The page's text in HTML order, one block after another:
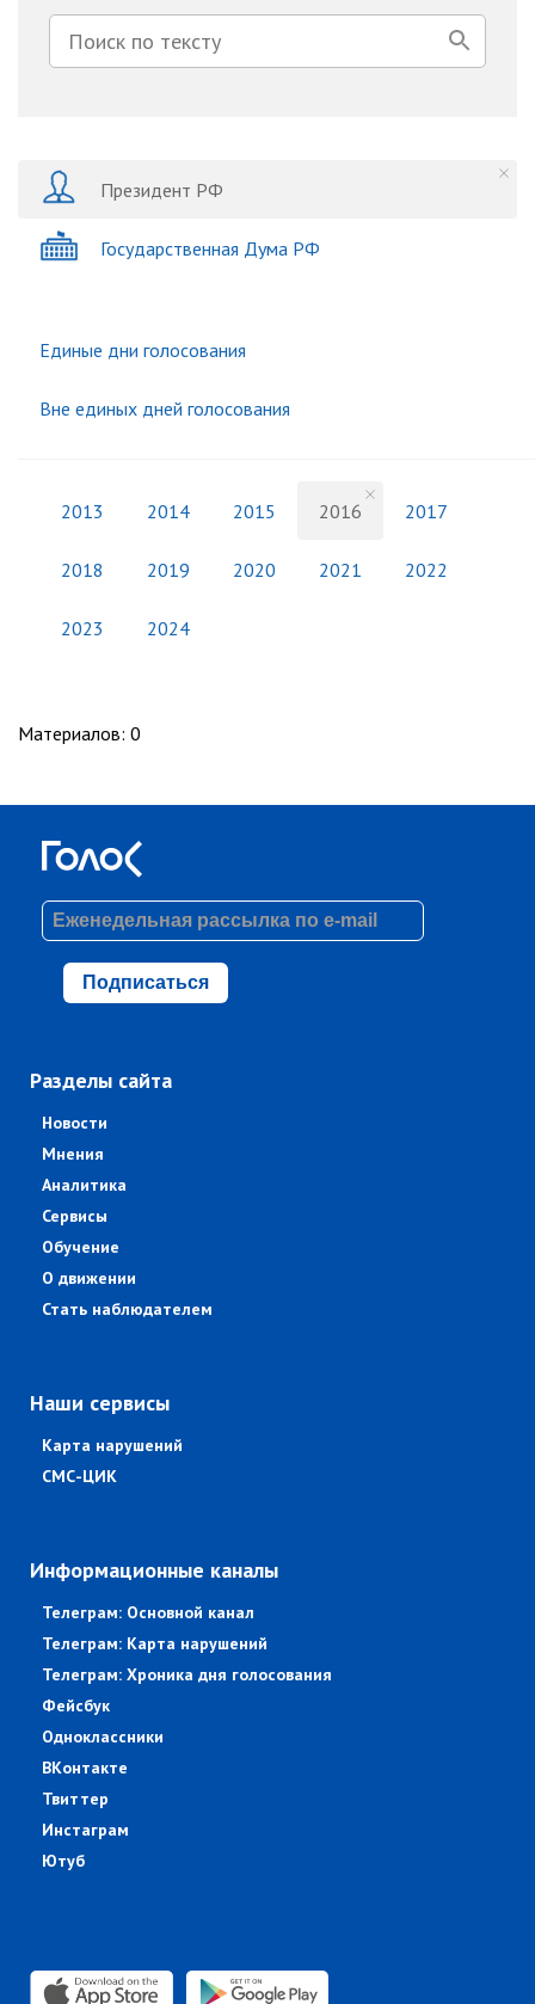
Президент РФ
Государственная Дума РФ
Единые дни голосования
Вне единых дней голосования
2013 2014 2015 2016 2017
2018 2019 2020 2021 2022
2023 2024
Материалов: 0
Подписаться
Разделы сайта
Новости
Мнения
Аналитика
Сервисы
Обучение
О движении
Стать наблюдателем
Наши сервисы
Карта нарушений
СМС-ЦИК
Информационные каналы
Телеграм: Основной канал
Телеграм: Карта нарушений
Телеграм: Хроника дня голосования
Фейсбук
Одноклассники
ВКонтакте
Твиттер
Инстаграм
Ютуб